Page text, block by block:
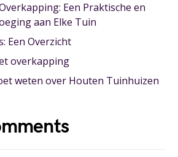
Een Praktische en
aan Elke Tuin
Een Overzicht
overkapping
weten over Houten Tuinhuizen